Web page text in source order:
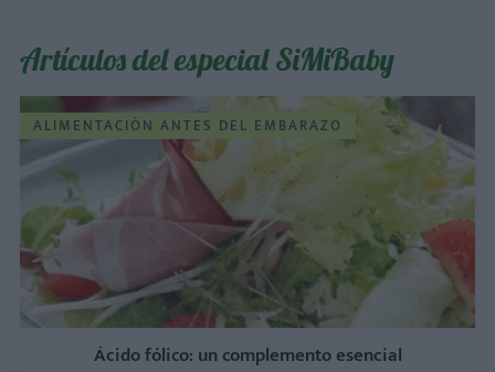
Artículos del especial SiMiBaby
ALIMENTACIÓN ANTES DEL EMBARAZO
Ácido fólico: un complemento esencial